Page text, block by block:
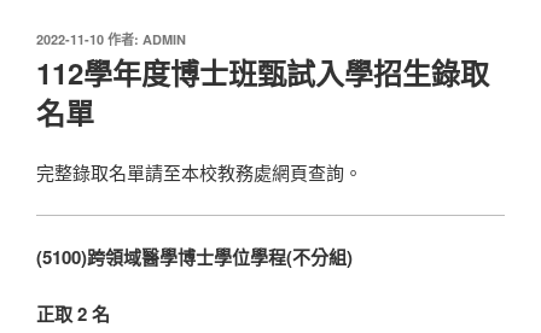
發
於
2022-11-10 作者: ADMIN
112學年度博士班甄試入學招生錄取
名單
完整錄取名單請至本校教務處網頁查詢。
(5100)跨領域醫學博士學位學程(不分組)
正取 2 名